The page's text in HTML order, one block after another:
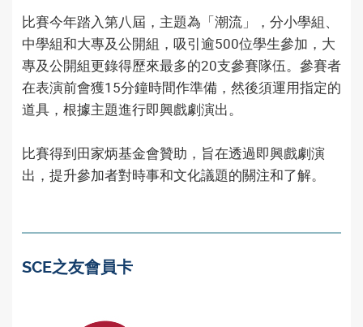
比賽今年踏入第八屆，主題為「潮流」，分小學組、
中學組和大專及公開組，吸引逾500位學生參加，大
專及公開組更錄得歷來最多的20支參賽隊伍。參賽者
在表演前會獲15分鐘時間作準備，然後須運用指定的
道具，根據主題進行即興戲劇演出。
比賽得到田家炳基金會贊助，旨在透過即興戲劇演
出，提升參加者對時事和文化議題的關注和了解。
SCE之友會員卡